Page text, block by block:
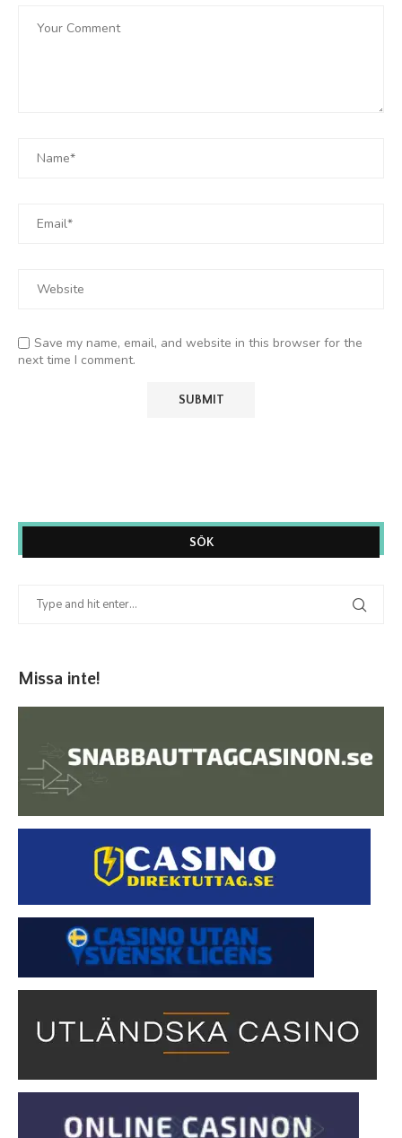
Save my name, email, and website in this browser for the
next time I comment.
SÖK
Missa inte!